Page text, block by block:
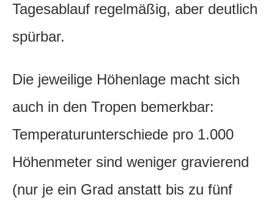
Tagesablauf regelmäßig, aber deutlich
spürbar.
Die jeweilige Höhenlage macht sich
auch in den Tropen bemerkbar:
Temperaturunterschiede pro 1.000
Höhenmeter sind weniger gravierend
(nur je ein Grad anstatt bis zu fünf